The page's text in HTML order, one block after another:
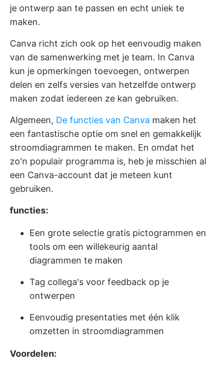
je ontwerp aan te passen en echt uniek te
maken.
Canva richt zich ook op het eenvoudig maken
van de samenwerking met je team. In Canva
kun je opmerkingen toevoegen, ontwerpen
delen en zelfs versies van hetzelfde ontwerp
maken zodat iedereen ze kan gebruiken.
Algemeen, De functies van Canva maken het
een fantastische optie om snel en gemakkelijk
stroomdiagrammen te maken. En omdat het
zo'n populair programma is, heb je misschien al
een Canva-account dat je meteen kunt
gebruiken.
functies:
Een grote selectie gratis pictogrammen en
tools om een willekeurig aantal
diagrammen te maken
Tag collega's voor feedback op je
ontwerpen
Eenvoudig presentaties met één klik
omzetten in stroomdiagrammen
Voordelen: